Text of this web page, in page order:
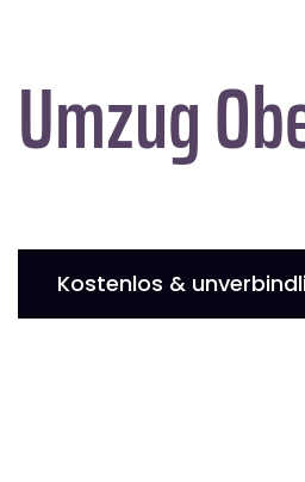
Umzug
Kostenlos &